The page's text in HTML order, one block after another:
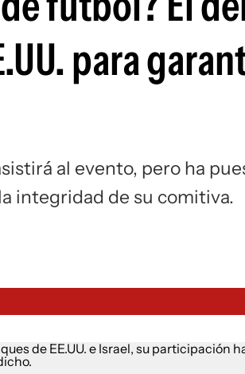
para
al evento, pero ha
integridad de su comitiva.